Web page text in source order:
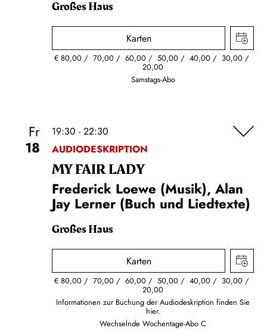
Großes Haus
Karten
€80,00 70,00 60,00 50,00 40,00 30,00
20,00
Samstags-Abo
Fr
18
19:30 - 22:30
AUDIODESKRIPTION
MY FAIR LADY
Frederick Loewe (Musik), Alan
Jay Lerner (Buch und Liedtexte)
Großes Haus
Karten
€80,00 70,00 60,00 50,00 40,00 30,00
20,00
Informationen zur Buchung der Audiodeskription finden Sie
hier.
Wechselnde Wochentage-Abo C